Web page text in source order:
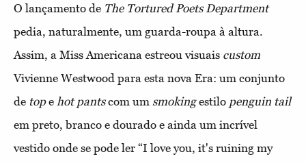
O lançamento de The Tortured Poets Department
pedia, naturalmente, um guarda-roupa à altura.
Assim, a Miss Americana estreou visuais custom
Vivienne Westwood para esta nova Era: um conjunto
de tope hot pantscom um smokingestilo penguin tail
em preto, branco e dourado e ainda um incrível
vestido onde se pode ler “I love you, it's ruining my